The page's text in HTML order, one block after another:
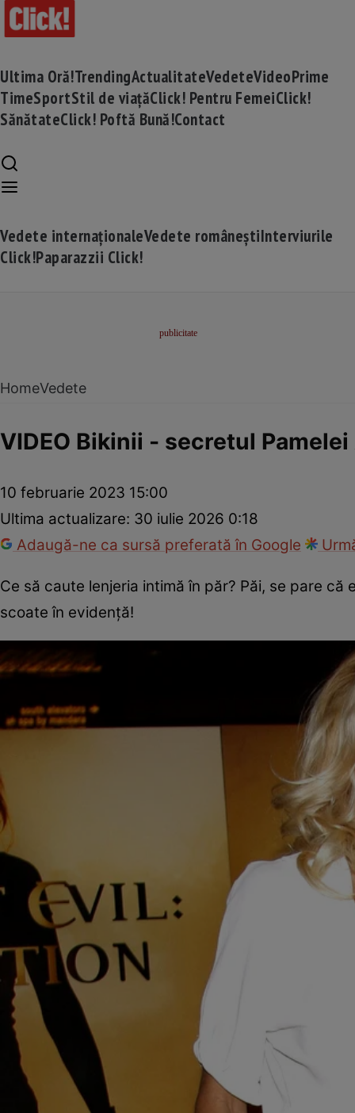
Ultima Oră!TrendingActualitateVedeteVideoPrime
TimeSportStil de viațăClick! Pentru FemeiClick!
SănătateClick! Poftă Bună!Contact
Vedete internaționaleVedete româneștiInterviurile
Click!Paparazzii Click!
HomeVedete
VIDEO Bikinii - secretul
10 februarie 2023 15:00
Ultima actualizare: 30 iulie 2026 0:18
Adaugă-ne ca sursă preferată în Google
Ce să caute lenjeria intimă în păr? Păi, se pare
scoate în evidență!